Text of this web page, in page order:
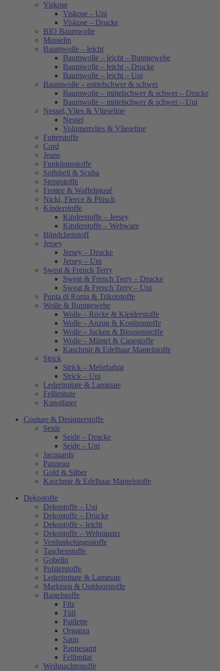
Viskose
Viskose – Uni
Viskose – Drucke
BIO Baumwolle
Musselin
Baumwolle – leicht
Baumwolle – leicht – Buntgewebe
Baumwolle – leicht – Drucke
Baumwolle – leicht – Uni
Baumwolle – mittelschwer & schwer
Baumwolle – mittelschwer & schwer – Drucke
Baumwolle – mittelschwer & schwer – Uni
Nessel, Vlies & Vlieseline
Nessel
Volumenvlies & Vlieseline
Futterstoffe
Cord
Jeans
Funktionsstoffe
Softshell & Scuba
Steppstoffe
Frottee & Waffelpiqué
Nicki, Fleece & Plüsch
Kinderstoffe
Kinderstoffe – Jersey
Kinderstoffe – Webware
Bündchenstoff
Jersey
Jersey – Drucke
Jersey – Uni
Sweat & French Terry
Sweat & French Terry – Drucke
Sweat & French Terry – Uni
Punta di Roma & Trikotstoffe
Wolle & Buntgewebe
Wolle – Röcke & Kleiderstoffe
Wolle – Anzug & Kostümstoffe
Wolle – Jacken & Blousonstoffe
Wolle – Mäntel & Capestoffe
Kaschmir & Edelhaar Mantelstoffe
Strick
Strick – Mehrfarbig
Strick – Uni
Lederimitate & Laminate
Fellimitate
Kunstfaser
Couture & Designerstoffe
Seide
Seide – Drucke
Seide – Uni
Jacquards
Panneau
Gold & Silber
Kaschmir & Edelhaar Mantelstoffe
Dekostoffe
Dekostoffe – Uni
Dekostoffe – Drucke
Dekostoffe – leicht
Dekostoffe – Webmuster
Verdunkelungsstoffe
Taschenstoffe
Gobelin
Polsterstoffe
Lederimitate & Laminate
Markisen & Outdoorstoffe
Bastelstoffe
Filz
Tüll
Paillette
Organza
Satin
Pannesamt
Fellimitat
Weihnachtsstoffe